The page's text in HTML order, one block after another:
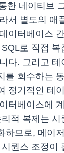
한 네이티브
서 별도의 애
이터베이스
로 직접 복
다. 그리고
를 회수하는
정기적인 테
터베이스에
적 복제는
하므로, 메이
퀀스 조정이